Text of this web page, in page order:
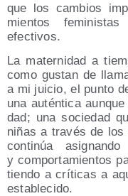
que los cam­bios
mien­tos
efectivos.
La mater­ni­dad a
como gus­tan de
a mi jui­cio, el pun­to
una autén­ti­ca
dad; una socie­dad
niñas a tra­vés de
con­ti­núa
y com­por­ta­mien­tos
tien­do a crí­ti­cas a
establecido.